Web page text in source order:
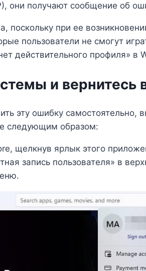
они получают сообщение об
поскольку при ее
пользователи не смогут
действительного профиля» в
и вернитесь
эту ошибку самостоятельно,
следующим образом:
щелкнув ярлык этого
запись пользователя» в